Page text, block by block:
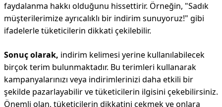
faydalanma hakkı olduğunu hissettirir. Örneğin, "Sadık
müşterilerimize ayrıcalıklı bir indirim sunuyoruz!" gibi
ifadelerle tüketicilerin dikkati çekilebilir.
Sonuç olarak, indirim kelimesi yerine kullanılabilecek
birçok terim bulunmaktadır. Bu terimleri kullanarak
kampanyalarınızı veya indirimlerinizi daha etkili bir
şekilde pazarlayabilir ve tüketicilerin ilgisini çekebilirsiniz.
Önemli olan, tüketicilerin dikkatini çekmek ve onlara